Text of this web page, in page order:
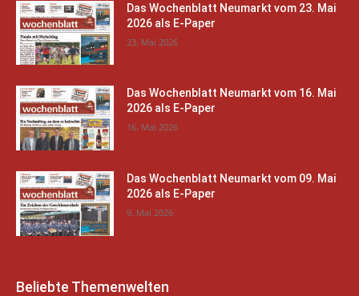
Das Wochenblatt Neumarkt vom 23. Mai
2026 als E-Paper
23. Mai 2026
Das Wochenblatt Neumarkt vom 16. Mai
2026 als E-Paper
16. Mai 2026
Das Wochenblatt Neumarkt vom 09. Mai
2026 als E-Paper
9. Mai 2026
Beliebte Themenwelten